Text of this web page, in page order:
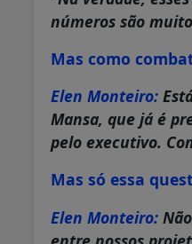
números são
Mas como
Elen Monteiro:
Mansa, que já é
pelo executivo.
Mas só essa
Elen Monteiro: